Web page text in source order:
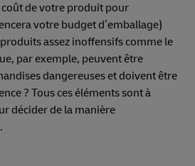
de votre produit pour
votre budget d’emballage)
assez inoffensifs comme le
par exemple, peuvent être
dangereuses et doivent être
? Tous ces éléments sont à
décider de la manière